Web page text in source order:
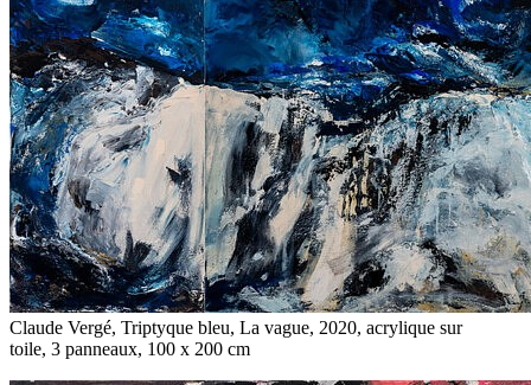
Claude Vergé, Triptyque bleu, La vague, 2020, acrylique sur
toile, 3 panneaux, 100 x 200 cm